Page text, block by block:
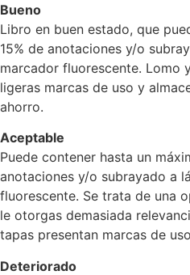
Bueno
Libro en buen estado, que
15% de anotaciones y/o
marcador fluorescente. Lomo
ligeras marcas de uso y
ahorro.
Aceptable
Puede contener hasta un
anotaciones y/o subrayado a
fluorescente. Se trata de una
le otorgas demasiada
tapas presentan marcas de
Deteriorado